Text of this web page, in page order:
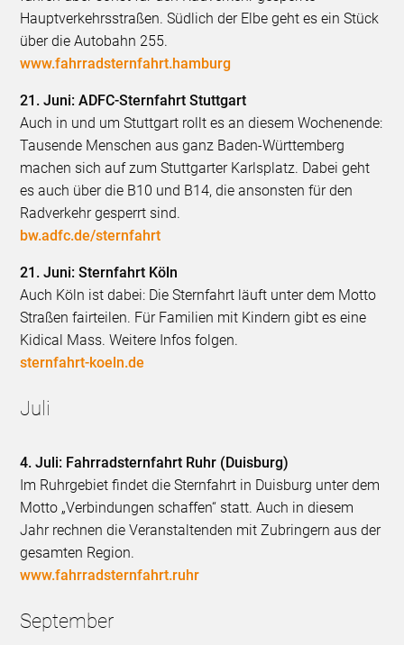
Hauptverkehrsstraßen. Südlich der Elbe geht es ein Stück
über die Autobahn 255.
www.fahrradsternfahrt.hamburg
21. Juni: ADFC-Sternfahrt Stuttgart
Auch in und um Stuttgart rollt es an diesem Wochenende:
Tausende Menschen aus ganz Baden-Württemberg
machen sich auf zum Stuttgarter Karlsplatz. Dabei geht
es auch über die B10 und B14, die ansonsten für den
Radverkehr gesperrt sind.
bw.adfc.de/sternfahrt
21. Juni: Sternfahrt Köln
Auch Köln ist dabei: Die Sternfahrt läuft unter dem Motto
Straßen fairteilen. Für Familien mit Kindern gibt es eine
Kidical Mass. Weitere Infos folgen.
sternfahrt-koeln.de
Juli
4. Juli: Fahrradsternfahrt Ruhr (Duisburg)
Im Ruhrgebiet findet die Sternfahrt in Duisburg unter dem
Motto „Verbindungen schaffen“ statt. Auch in diesem
Jahr rechnen die Veranstaltenden mit Zubringern aus der
gesamten Region.
www.fahrradsternfahrt.ruhr
September